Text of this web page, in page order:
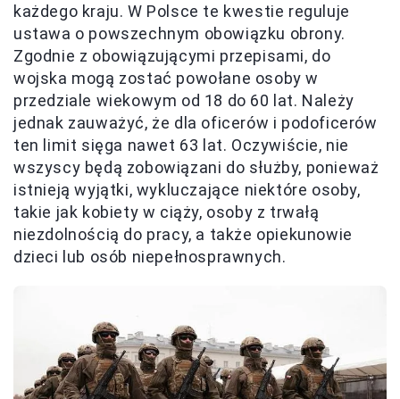
każdego kraju. W Polsce te kwestie reguluje
ustawa o powszechnym obowiązku obrony.
Zgodnie z obowiązującymi przepisami, do
wojska mogą zostać powołane osoby w
przedziale wiekowym od 18 do 60 lat. Należy
jednak zauważyć, że dla oficerów i podoficerów
ten limit sięga nawet 63 lat. Oczywiście, nie
wszyscy będą zobowiązani do służby, ponieważ
istnieją wyjątki, wykluczające niektóre osoby,
takie jak kobiety w ciąży, osoby z trwałą
niezdolnością do pracy, a także opiekunowie
dzieci lub osób niepełnosprawnych.